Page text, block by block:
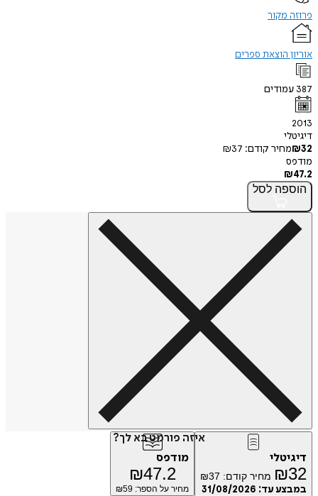
פרוזה מקור
אוריון הוצאת ספרים
387 עמודים
2013
דיגיטלי
₪32 מחיר קודם: ₪37
מודפס
₪47.2
הוספה לסל
איזה פורמט בא לך?
דיגיטלי
₪32 מחיר קודם: ₪37
במבצע עד: 31/08/2026
מודפס
₪47.2
מחיר על הספר: ₪ 59